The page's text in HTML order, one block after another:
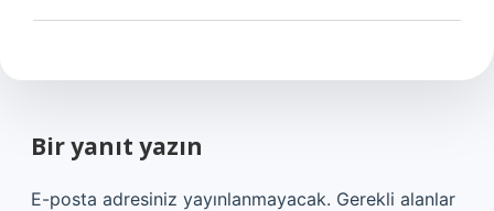
Bir yanıt yazın
E-posta adresiniz yayınlanmayacak. Gerekli alanlar